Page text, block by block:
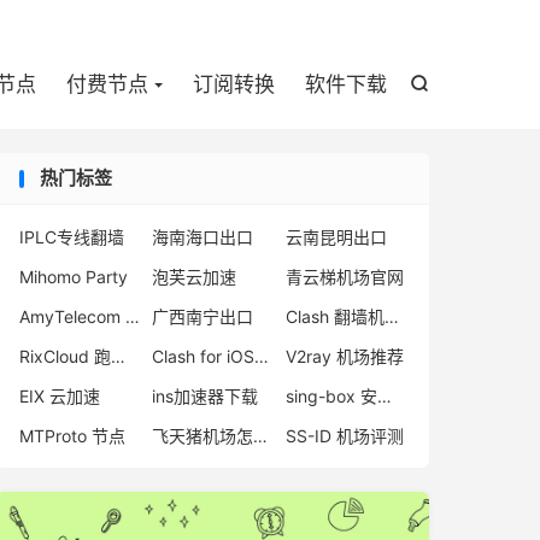

点 付费节点 订阅转换 软件下载
热门标签
IPLC专线翻墙 海南海口出口
云南昆明出口
Mihomo Party
泡芙云加速
青云梯机场官网
AmyTelecom 注册
广西南宁出口
Clash 翻墙机场推荐
RixCloud 跑路原因
Clash for iOS 官网地址
V2ray 机场推荐
EIX 云加速
ins加速器下载
sing-box 安卓教程
MTProto 节点
飞天猪机场怎么样 SS-ID 机场评测